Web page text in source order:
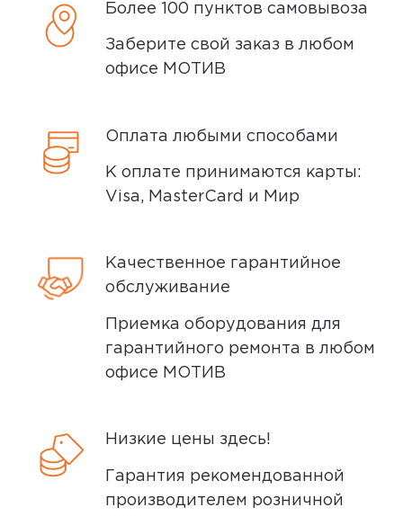
shelshoked
04 сентября 2023, 22:24
Срок использования:Не более года
Достоинства быстрая зарядка, 2 раза
нажатие на кнопку, переходит в режим
Номинальная ёмкость по бумаге это
9800. Недостатки ёмкость
Комментарий Лучший повербанк по
Более 100 пунктов самовывоза
Заберите свой заказ в любом
офисе МОТИВ
Оплата любыми способами
К оплате принимаются карты:
Visa, MasterCard и Мир
Качественное гарантийное
обслуживание
Приемка оборудования для
гарантийного ремонта в любом
офисе МОТИВ
Низкие цены здесь!
Гарантия рекомендованной
производителем розничной